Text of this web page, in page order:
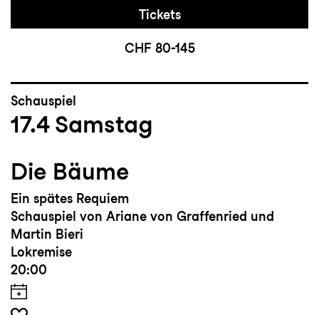
Tickets
CHF 80-145
Schauspiel
17.4 Samstag
Die Bäume
Ein spätes Requiem
Schauspiel von Ariane von Graffenried und
Martin Bieri
Lokremise
20:00